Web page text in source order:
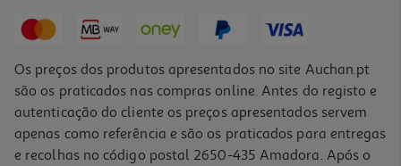
Os preços dos produtos apresentados no site Auchan.pt
são os praticados nas compras online. Antes do registo e
autenticação do cliente os preços apresentados servem
apenas como referência e são os praticados para entregas
e recolhas no código postal 2650-435 Amadora. Após o